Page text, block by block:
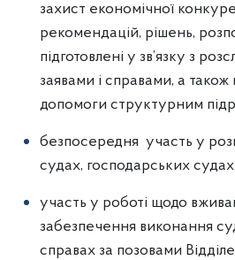
захист економічної
рекомендацій, рішень,
підготовлені у зв’язку з
заявами і справами, а
допомоги структурним
безпосередня участь у
судах, господарських судах;
участь у роботі щодо
забезпечення виконання
справах за позовами